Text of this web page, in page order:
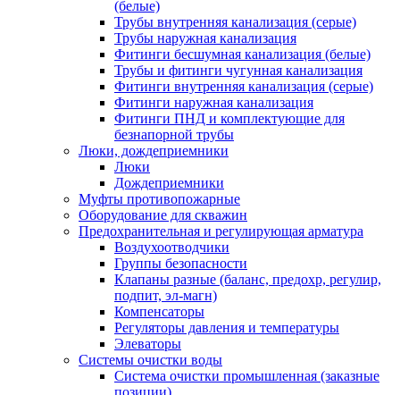
(белые)
Трубы внутренняя канализация (серые)
Трубы наружная канализация
Фитинги бесшумная канализация (белые)
Трубы и фитинги чугунная канализация
Фитинги внутренняя канализация (серые)
Фитинги наружная канализация
Фитинги ПНД и комплектующие для
безнапорной трубы
Люки, дождеприемники
Люки
Дождеприемники
Муфты противопожарные
Оборудование для скважин
Предохранительная и регулирующая арматура
Воздухоотводчики
Группы безопасности
Клапаны разные (баланс, предохр, регулир,
подпит, эл-магн)
Компенсаторы
Регуляторы давления и температуры
Элеваторы
Системы очистки воды
Система очистки промышленная (заказные
позиции)